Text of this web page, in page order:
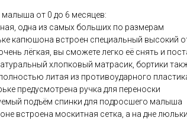
от 0 до 6 месяцев:
одна из самых больших по размерам
капюшона встроен специальный высокий
лёгкая, вы сможете легко её снять и
хлопковый матрасик, бортики
литая из противоударного
предусмотрена ручка для переноски
подъём спинки для подросшего малыша
встроена москитная сетка, а на дне